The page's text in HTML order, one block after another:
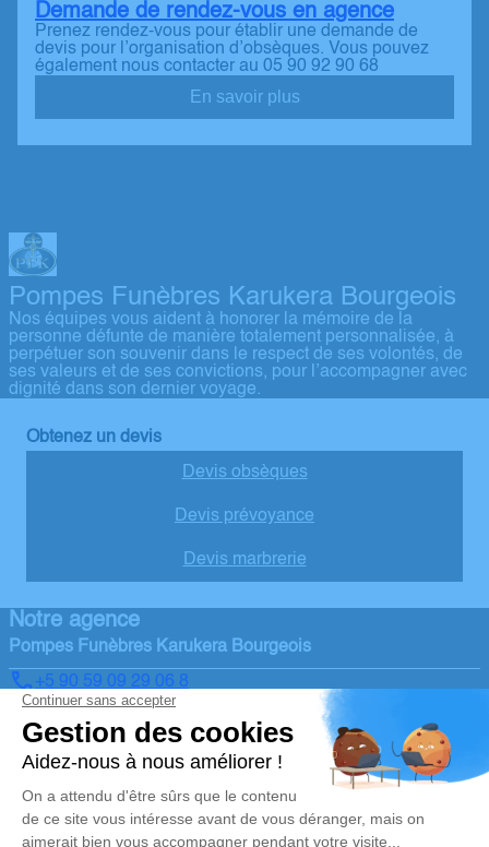
Demande de rendez-vous en agence
Prenez rendez-vous pour établir une demande de
devis pour l’organisation d’obsèques. Vous pouvez
également nous contacter au 05 90 92 90 68
En savoir plus
Pompes Funèbres Karukera Bourgeois
Nos équipes vous aident à honorer la mémoire de la
personne défunte de manière totalement personnalisée, à
perpétuer son souvenir dans le respect de ses volontés, de
ses valeurs et de ses convictions, pour l’accompagner avec
dignité dans son dernier voyage.
Obtenez un devis
Devis obsèques
Devis prévoyance
Devis marbrerie
Notre agence
Pompes Funèbres Karukera Bourgeois
+5 90 59 09 29 06 8
secretariat.pfk@orange.fr
Louisville – 97114 – TROIS-RIVIERES
4.8/5 – 25 avis
Nos Services Liens utiles